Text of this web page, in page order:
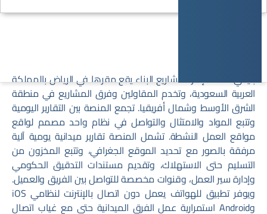
بنياني منصة لإدارة مشاريع البناء يقع مقرها في الرياض بالمملكة
العربية السعودية، وتخدم المقاولين وفرق المشاريع في منطقة
الشرق الأوسط وشمال أفريقيا. تجمع المنصة بين التقارير اليومية
وتتبع المواد والامتثال والتواصل في نظام واحد مصمم لواقع
مواقع العمل النشطة. تشمل المنصة تقارير ميدانية يومية آلية
مرفقة بالصور مع تحديد الموقع الجغرافي، وتتبع المخزون من
التسليم حتى الاستهلاك، وتقديم مستندات التدقيق الحكومي
وإدارة سير العمل، وقنوات مخصصة للتواصل بين الفريق والعميل.
ويوفر تطبيق للهواتف يعمل دون اتصال بالإنترنت لنظامي iOS
وAndroid استمرارية عمل الفرق الميدانية حتى مع غياب اتصال